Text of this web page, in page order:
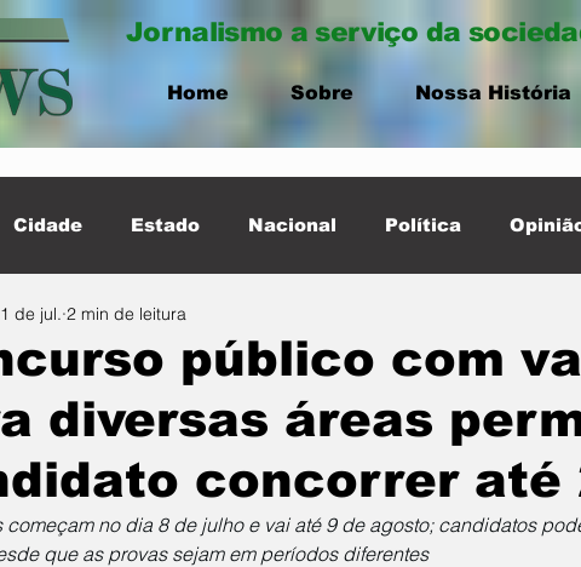
Jornalismo a serviço da
Home Sobre Nossa História
Cidade Estado Nacional Política
Destaque Cidade
público com
diversas áreas
concorrer até
1 de jul. 2 min de leitura
começam no dia 8 de julho e vai até 9 de agosto; candidatos
que as provas sejam em períodos diferentes